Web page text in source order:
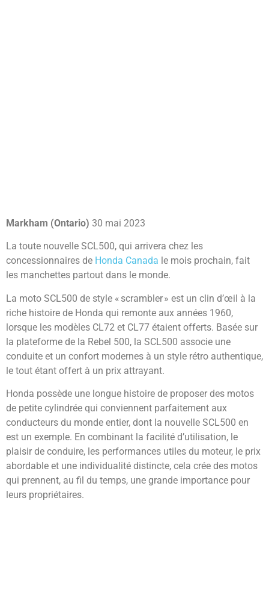
Markham (Ontario) 30 mai 2023
La toute nouvelle SCL500, qui arrivera chez les
concessionnaires de Honda Canada le mois prochain, fait
les manchettes partout dans le monde.
La moto SCL500 de style « scrambler » est un clin d’œil à la
riche histoire de Honda qui remonte aux années 1960,
lorsque les modèles CL72 et CL77 étaient offerts. Basée sur
la plateforme de la Rebel 500, la SCL500 associe une
conduite et un confort modernes à un style rétro authentique,
le tout étant offert à un prix attrayant.
Honda possède une longue histoire de proposer des motos
de petite cylindrée qui conviennent parfaitement aux
conducteurs du monde entier, dont la nouvelle SCL500 en
est un exemple. En combinant la facilité d’utilisation, le
plaisir de conduire, les performances utiles du moteur, le prix
abordable et une individualité distincte, cela crée des motos
qui prennent, au fil du temps, une grande importance pour
leurs propriétaires.